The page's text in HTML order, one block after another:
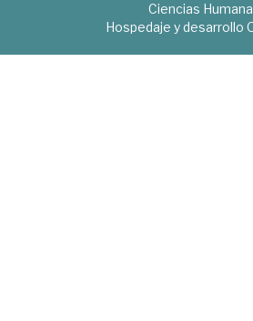
Ciencias
Hospedaje y desarrollo